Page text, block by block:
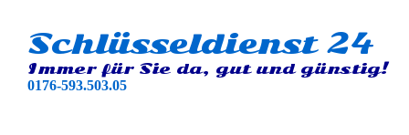
Schlüsseldienst 24
Immer für Sie da, gut und günstig!
0176-593.503.05